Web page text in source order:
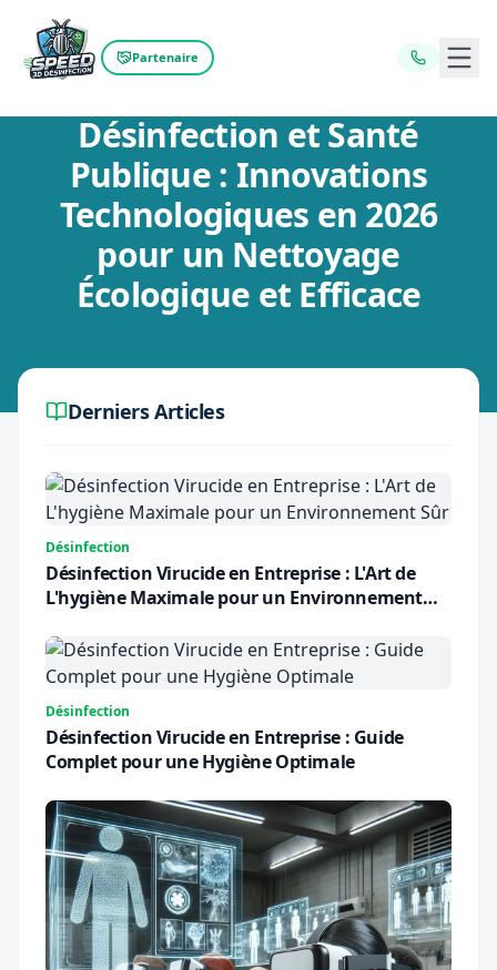
Partenaire
Retour au blog
Désinfection et Santé
Publique : Innovations
Technologiques en 2026
pour un Nettoyage
Écologique et Efficace
Derniers Articles
Désinfection
Désinfection Virucide en Entreprise : L'Art de
L'hygiène Maximale pour un Environnement
Désinfection
Désinfection Virucide en Entreprise : Guide
Complet pour une Hygiène Optimale